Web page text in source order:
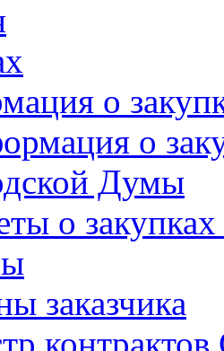
о
о
Думы
о
заказчика